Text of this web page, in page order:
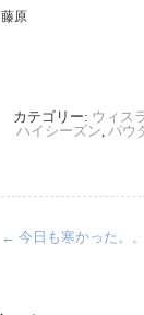
藤原
カテゴリー: ウィス
ハイシーズン, パウ
← 今日も寒かった。。